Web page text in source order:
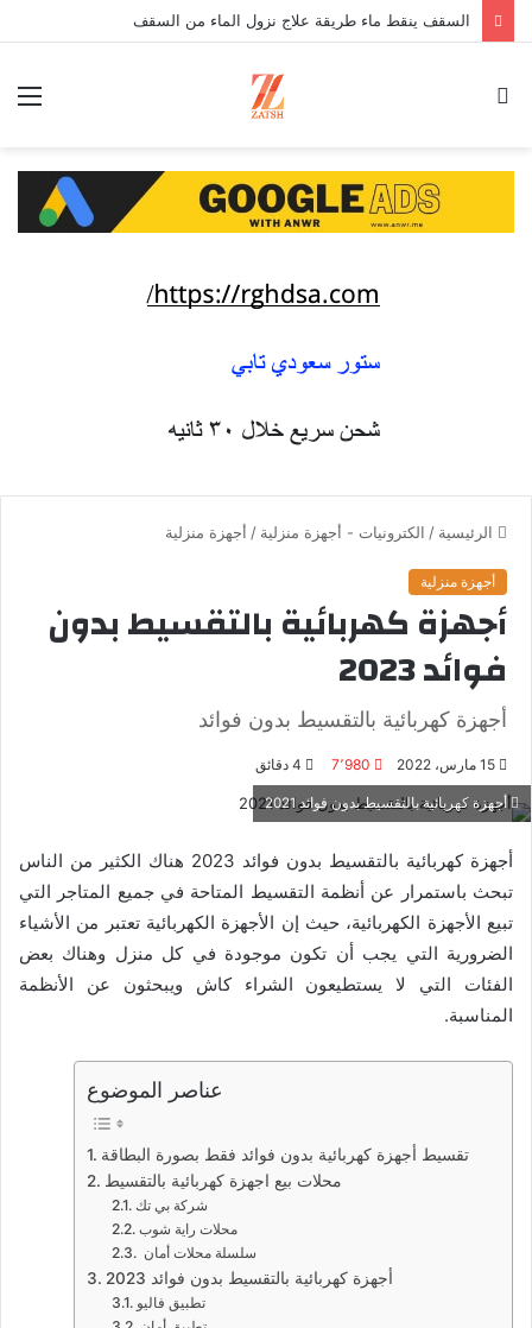
السقف ينقط ماء طريقة علاج نزول الماء من السقف
الرئيسية / الكترونيات - أجهزة منزلية / أجهزة منزلية
أجهزة منزلية
أجهزة كهربائية بالتقسيط بدون
فوائد 2023
أجهزة كهربائية بالتقسيط بدون فوائد
15 مارس، 2022 7٬980
أجهزة كهربائية بالتقسيط بدون فوائد 2021
أجهزة كهربائية بالتقسيط بدون فوائد 2023 هناك الكثير من الناس
تبحث باستمرار عن أنظمة التقسيط المتاحة في جميع المتاجر التي
تبيع الأجهزة الكهربائية، حيث إن الأجهزة الكهربائية تعتبر من الأشياء
الضرورية التي يجب أن تكون موجودة في كل منزل وهناك بعض
الفئات التي لا يستطيعون الشراء كاش ويبحثون عن الأنظمة
المناسبة.
عناصر الموضوع
تقسيط أجهزة كهربائية بدون فوائد فقط بصورة البطاقة
محلات بيع اجهزة كهربائية بالتقسيط
شركة بي تك
محلات راية شوب
سلسلة محلات أمان
أجهزة كهربائية بالتقسيط بدون فوائد 2023
تطبيق فاليو